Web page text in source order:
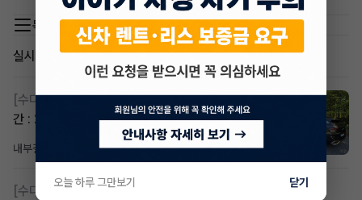
목록 이동
실시간 인기글
[수다방] 스포티지하이브리드 승계합니다(잔여렌트기
간 : 26개월)
내부결재 조회 819댓글 1
[수다방] 저신용 무심사 or 신차 렌트 찾으시는분!!
오늘 하루 그만보기 닫기